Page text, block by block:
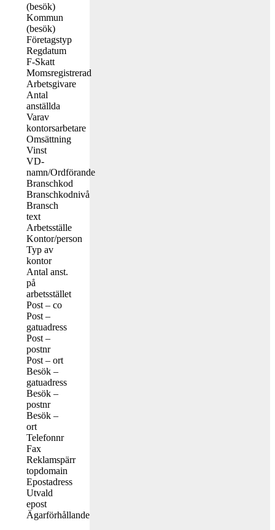
(besök)
Kommun
(besök)
Företagstyp
Regdatum
F-Skatt
Momsregistrerad
Arbetsgivare
Antal
anställda
Varav
kontorsarbetare
Omsättning
Vinst
VD-
namn/Ordförande
Branschkod
Branschkodnivå
Bransch
text
Arbetsställe
Kontor/person
Typ av
kontor
Antal anst.
på
arbetsstället
Post – co
Post –
gatuadress
Post –
postnr
Post – ort
Besök –
gatuadress
Besök –
postnr
Besök –
ort
Telefonnr
Fax
Reklamspärr
topdomain
Epostadress
Utvald
epost
Ägarförhållande